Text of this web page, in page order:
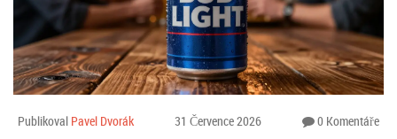
Publikoval Pavel Dvorák 31 Července 2026 0 Komentáře